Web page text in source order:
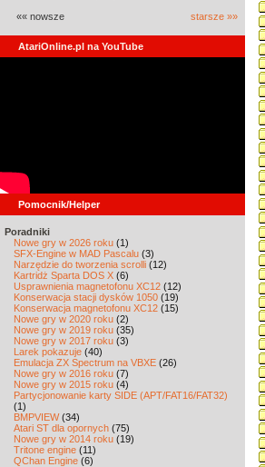
«« nowsze starsze »»
AtariOnline.pl na YouTube
Pomocnik/Helper
Poradniki
Nowe gry w 2026 roku (1)
SFX-Engine w MAD Pascalu (3)
Narzędzie do tworzenia scrolli (12)
Kartridż Sparta DOS X (6)
Usprawnienia magnetofonu XC12 (12)
Konserwacja stacji dysków 1050 (19)
Konserwacja magnetofonu XC12 (15)
Nowe gry w 2020 roku (2)
Nowe gry w 2019 roku (35)
Nowe gry w 2017 roku (3)
Larek pokazuje (40)
Emulacja ZX Spectrum na VBXE (26)
Nowe gry w 2016 roku (7)
Nowe gry w 2015 roku (4)
Partycjonowanie karty SIDE (APT/FAT16/FAT32)
(1)
BMPVIEW(34)
Atari ST dla opornych (75)
Nowe gry w 2014 roku (19)
Tritone engine (11)
QChan Engine (6)